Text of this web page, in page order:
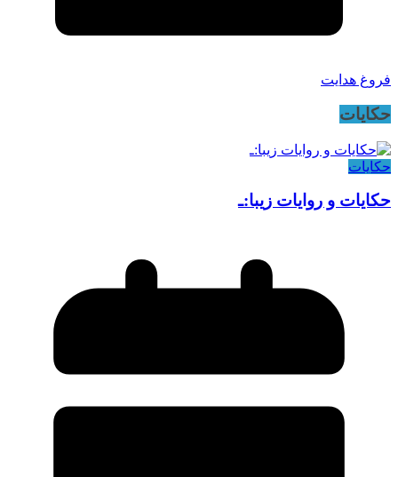
فروغ هدایت
حکایات
حکایات
حکایات و روایات زیبا:ـ